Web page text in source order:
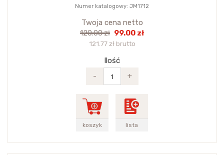
Numer katalogowy: JM1712
Twoja cena netto
120.00 zł 99.00 zł
121.77 zł brutto
Ilość
-
+
koszyk lista